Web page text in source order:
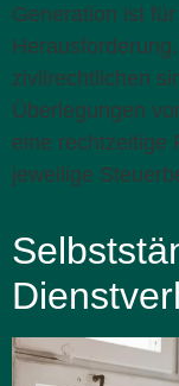
Generation ist
zivilrechtlichen
Überlegungen
eine rechtzeitige
jeweilige